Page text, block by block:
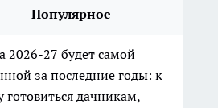
Популярное
2026-27 будет самой
за последние годы: к
готовиться дачникам,